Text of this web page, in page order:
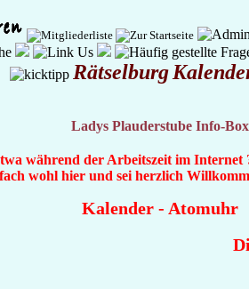
Rätselburg
Ladys Plauderstube Info-Box
während der Arbeitszeit im Internet
wohl hier und sei herzlich
Kalender - Atomuhr